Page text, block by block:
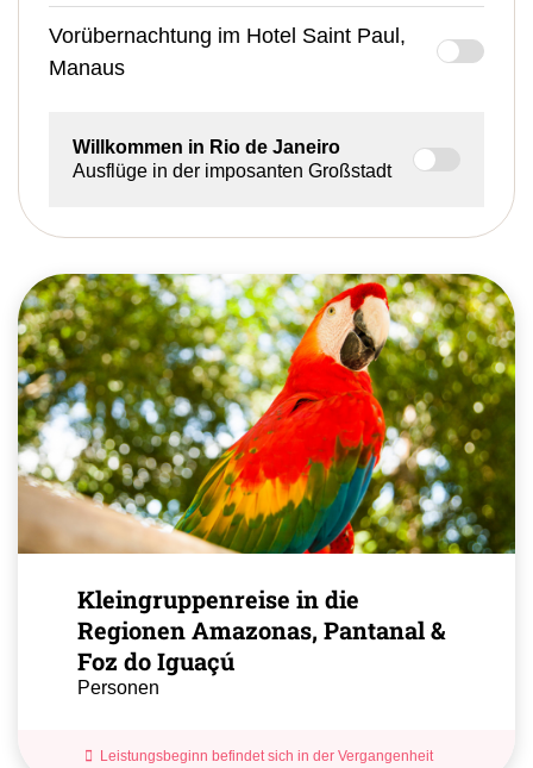
Vorübernachtung im Hotel Saint Paul,
Manaus
Willkommen in Rio de Janeiro
Ausflüge in der imposanten Großstadt
Kleingruppenreise in die
Regionen Amazonas, Pantanal &
Foz do Iguaçú
Personen
Leistungsbeginn befindet sich in der Vergangenheit